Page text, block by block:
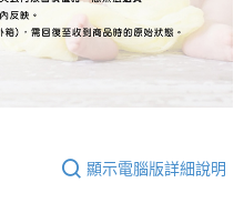
顯示電腦版詳細說明